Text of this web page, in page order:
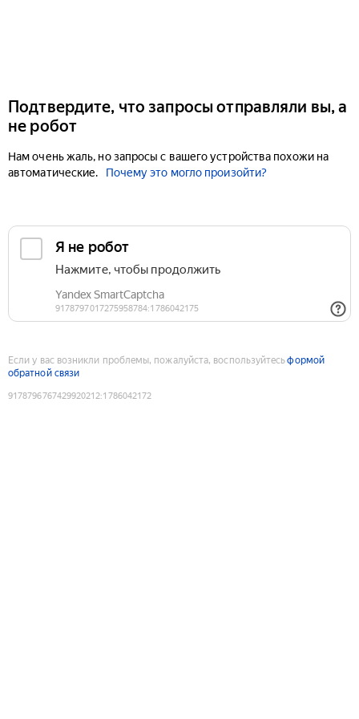
Подтвердите, что запросы отправляли вы, а
не робот
Нам очень жаль, но запросы с вашего устройства похожи на
автоматические.
Почему это могло произойти?
Если у вас возникли проблемы, пожалуйста, воспользуйтесьформой
обратной связи
9178796767429920212:1786042172